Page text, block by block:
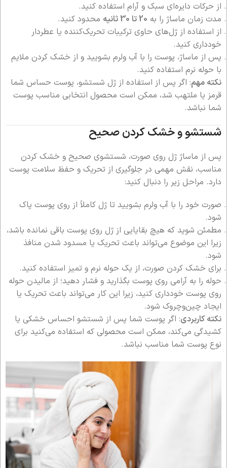
از حرکات دایره‌ای سبک و آرام استفاده کنید.
مدت زمان ماساژ را به 20 تا 30 ثانیه
محدود کنید.
از استفاده از ژل‌های حاوی ترکیبات تحریک‌کننده یا عطردار
خودداری کنید.
پس از ماساژ، پوست را با آب ولرم بشویید و از خشک کردن ملایم
با حوله نرم استفاده کنید.
نکته مهم: اگر پس از استفاده از ژل شستشو، پوست حساس شما
قرمز یا ملتهب شد، ممکن است محصول انتخابی مناسب پوست
شما نباشد.
شستشو و خشک کردن صحیح
پس از ماساژ ژل روی صورت، شستشوی صحیح و خشک کردن
مناسب، نقش مهمی در جلوگیری از تحریک و حفظ سلامت پوست
دارد. مراحل زیر را دنبال کنید:
صورت خود را با آب ولرم بشویید تا ژل کاملاً از روی پوست پاک
شود.
مطمئن شوید که هیچ بقایایی از ژل روی پوست باقی نمانده باشد،
زیرا این موضوع می‌تواند باعث تحریک یا مسدود شدن منافذ
شود.
برای خشک کردن صورت، از یک حوله نرم و تمیز استفاده کنید.
حوله را به آرامی روی پوست بگذارید و فشار دهید؛ از مالیدن حوله
روی پوست خودداری کنید، زیرا این کار می‌تواند باعث تحریک یا
ایجاد چین‌وچروک شود.
نکته کاربردی: اگر پوست شما پس از شستشو احساس خشکی یا
کشیدگی می‌کند، ممکن است محصولی که استفاده می‌کنید برای
نوع پوست شما مناسب نباشد.